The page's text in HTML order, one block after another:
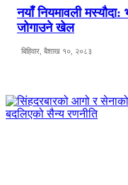
नयाँ नियमावली मस्यौदा:
जोगाउने खेल
बिहिवार, बैशाख १०, २०८३